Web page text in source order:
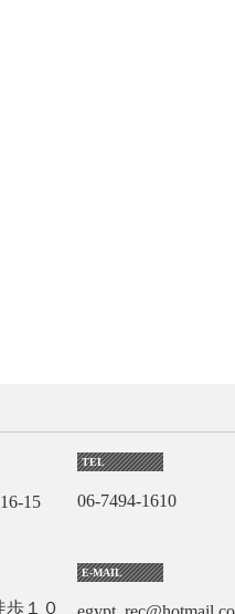
15
１０
TEL
06-7494-1610
E-MAIL